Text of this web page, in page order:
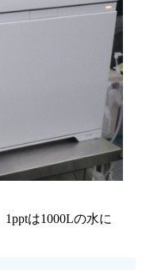
は1000Lの水に